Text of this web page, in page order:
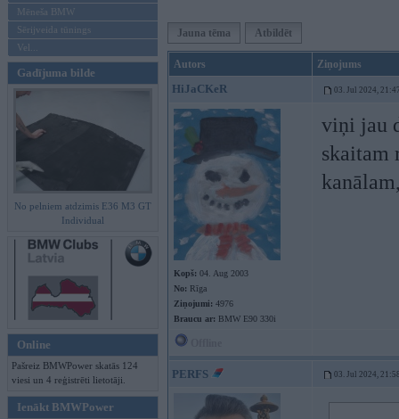
Mēneša BMW
Sērijveida tūnings
Vel...
Gadījuma bilde
No pelniem atdzimis E36 M3 GT
Individual
Online
Pašreiz BMWPower skatās 124
viesi un 4 reģistrēti lietotāji.
Ienākt BMWPower
Jauna tēma Atbildēt
Autors Ziņojums
HiJaCKeR 03. Jul 2024,
Kopš: 04. Aug 2003
No: Rīga
Ziņojumi: 4976
Braucu ar: BMW E90 330i
viņi jau
skaitam
PERFS 03. Jul 2024,